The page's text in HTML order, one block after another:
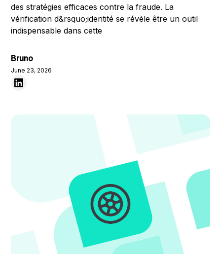
des stratégies efficaces contre la fraude. La
vérification d&rsquo;identité se révèle être un outil
indispensable dans cette
Bruno
June 23, 2026